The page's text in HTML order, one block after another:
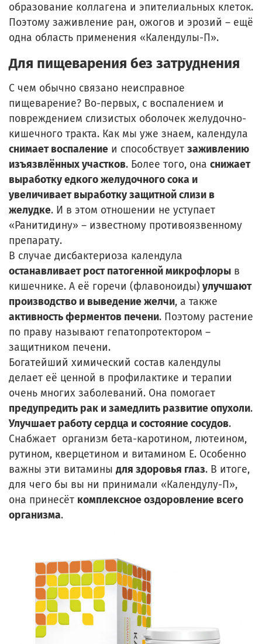
образование коллагена и эпителиальных клеток.
Поэтому заживление ран, ожогов и эрозий – ещё
одна область применения «Календулы-П».
Для пищеварения без затруднения
С чем обычно связано неисправное
пищеварение? Во-первых, с воспалением и
повреждением слизистых оболочек желудочно-
кишечного тракта. Как мы уже знаем, календула
снимает воспаление и способствует заживлению
изъязвлённых участков. Более того, она снижает
выработку едкого желудочного сока и
увеличивает выработку защитной слизи в
желудке. И в этом отношении не уступает
«Ранитидину» – известному противоязвенному
препарату.
В случае дисбактериоза календула
останавливает рост патогенной микрофлоры в
кишечнике. А её горечи (флавоноиды) улучшают
производство и выведение желчи, а также
активность ферментов печени. Поэтому растение
по праву называют гепатопротектором –
защитником печени.
Богатейший химический состав календулы
делает её ценной в профилактике и терапии
очень многих заболеваний. Она помогает
предупредить рак и замедлить развитие опухоли.
Улучшает работу сердца и состояние сосудов.
Снабжает организм бета-каротином, лютеином,
рутином, кверцетином и витамином Е. Особенно
важны эти витамины для здоровья глаз. В итоге,
для чего бы вы ни принимали «Календулу-П»,
она принесёт комплексное оздоровление всего
организма.